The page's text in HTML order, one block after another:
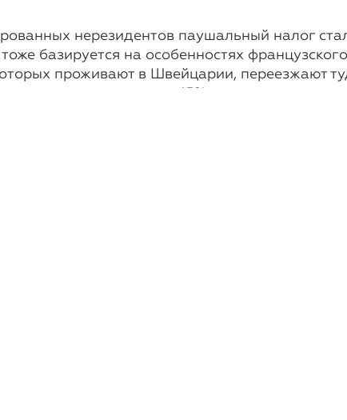
нерезидентов паушальный налог
базируется на особенностях
проживают в Швейцарии, переезжают